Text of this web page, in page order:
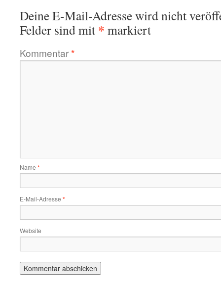
Deine E-Mail-Adresse wird nicht
Felder sind mit * markiert
Kommentar*
Name *
E-Mail-Adresse *
Website